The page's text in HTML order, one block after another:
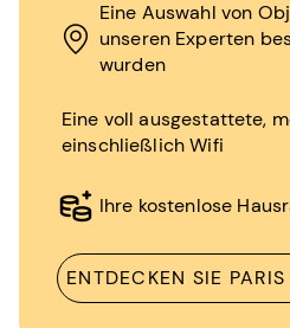
Eine Auswahl von
unseren Experten
wurden
Eine voll ausgestattete,
einschließlich Wifi
Ihre kostenlose
ENTDECKEN SIE